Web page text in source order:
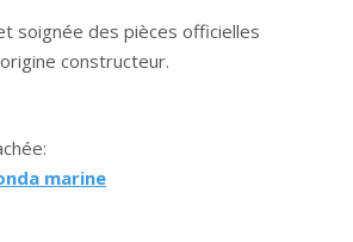
soignée des pièces officielles
constructeur.
marine